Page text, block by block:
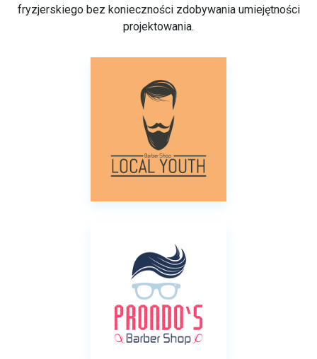
fryzjerskiego bez konieczności zdobywania umiejętności
projektowania.